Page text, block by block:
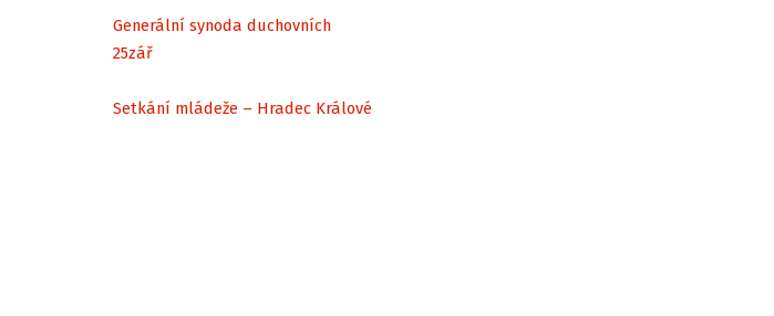
Generální synoda duchovních
25zář
Setkání mládeže – Hradec Králové